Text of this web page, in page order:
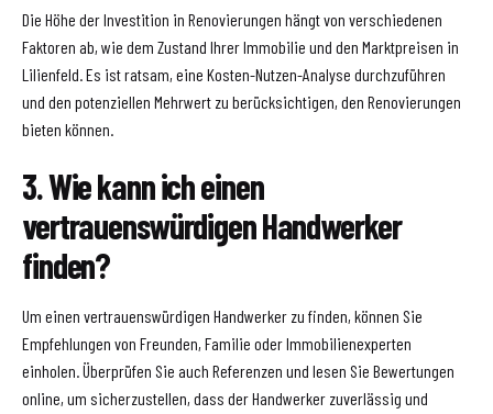
Die Höhe der Investition in Renovierungen hängt von verschiedenen
Faktoren ab, wie dem Zustand Ihrer Immobilie und den Marktpreisen in
Lilienfeld. Es ist ratsam, eine Kosten-Nutzen-Analyse durchzuführen
und den potenziellen Mehrwert zu berücksichtigen, den Renovierungen
bieten können.
3. Wie kann ich einen
vertrauenswürdigen Handwerker
finden?
Um einen vertrauenswürdigen Handwerker zu finden, können Sie
Empfehlungen von Freunden, Familie oder Immobilienexperten
einholen. Überprüfen Sie auch Referenzen und lesen Sie Bewertungen
online, um sicherzustellen, dass der Handwerker zuverlässig und